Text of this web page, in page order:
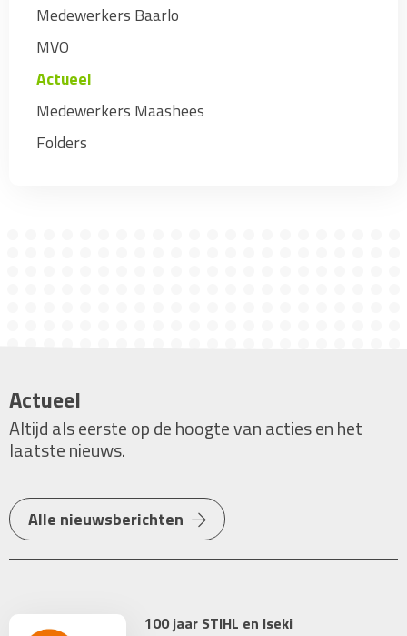
Medewerkers Baarlo
MVO
Actueel
Medewerkers Maashees
Folders
Actueel
Altijd als eerste op de hoogte van acties en het
laatste nieuws.
Alle nieuwsberichten
100 jaar STIHL en Iseki